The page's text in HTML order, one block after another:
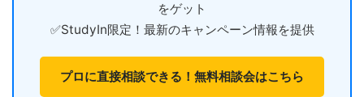
をゲット
✅StudyIn限定！最新のキャンペーン情報を提供
プロに直接相談できる！無料相談会はこちら